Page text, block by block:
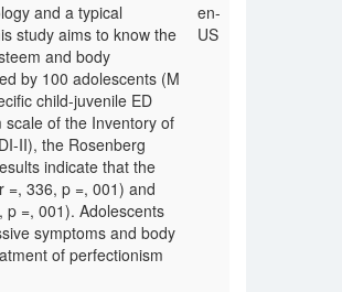
and a typical
study aims to know the
and body
by 100 adolescents (M
child-juvenile ED
of the Inventory of
II), the Rosenberg
indicate that the
=, 336, p =, 001) and
p =, 001). Adolescents
symptoms and body
of perfectionism
en-
US